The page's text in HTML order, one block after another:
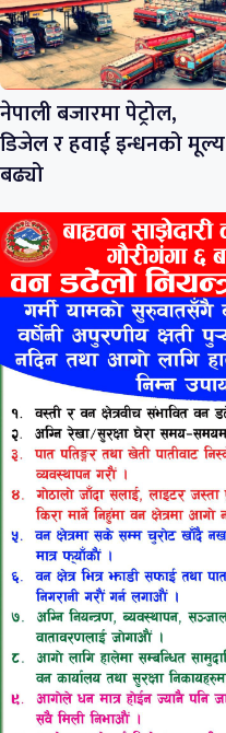
नेपाली बजारमा पेट्रोल,
डिजेल र हवाई इन्धनको मूल्य
बढ्यो